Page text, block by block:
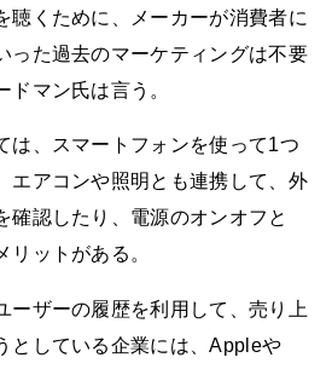
聴くために、メーカーが消費者に
った過去のマーケティングは不要
ドマン氏は言う。
は、スマートフォンを使って1つ
エアコンや照明とも連携して、外
確認したり、電源のオンオフと
リットがある。
ーザーの履歴を利用して、売り上
としている企業には、Appleや